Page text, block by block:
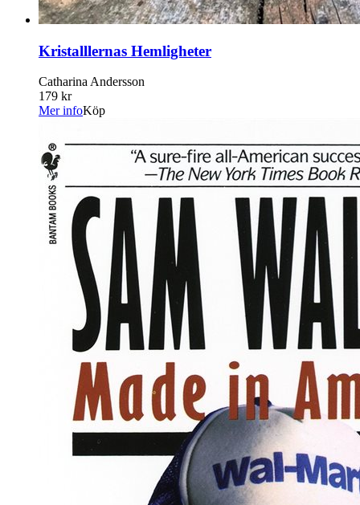
Kristalllernas Hemligheter
Catharina Andersson
179 kr
Mer infoKöp